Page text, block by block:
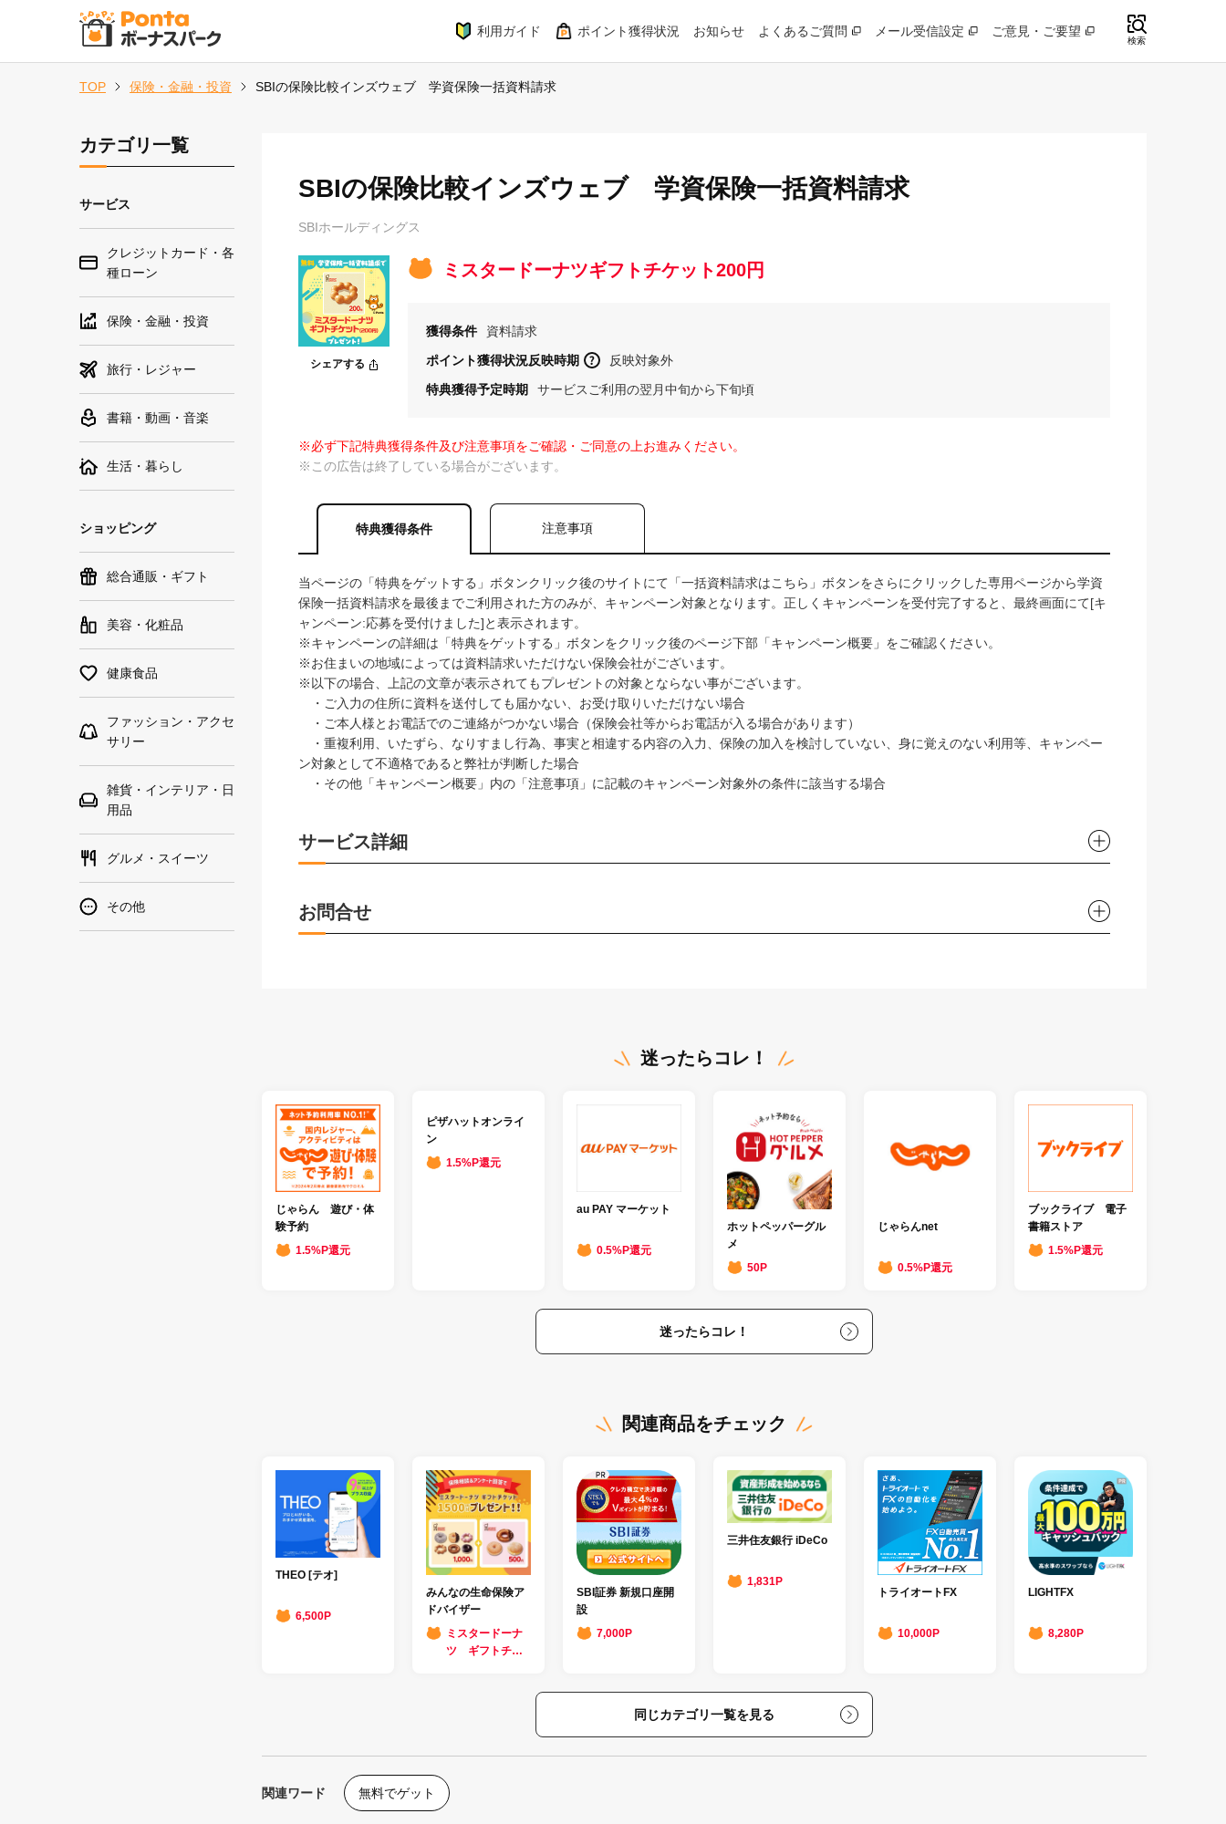
利用ガイド ポイント獲得状況 お知らせ よくあるご質問 メール受信設定 ご意見・ご要望
検索
TOP 保険・金融・投資 SBIの保険比較インズウェブ 学資保険一括資料請求
カテゴリ一覧
サービス
クレジットカード・各
種ローン
保険・金融・投資
旅行・レジャー
書籍・動画・音楽
生活・暮らし
ショッピング
総合通販・ギフト
美容・化粧品
健康食品
ファッション・アクセ
サリー
雑貨・インテリア・日
用品
グルメ・スイーツ
その他
SBIの保険比較インズウェブ 学資保険一括資料請求
SBIホールディングス
シェアする
ミスタードーナツギフトチケット200円
獲得条件
資料請求
ポイント獲得状況反映時期
反映対象外
特典獲得予定時期
サービスご利用の翌月中旬から下旬頃
※必ず下記特典獲得条件及び注意事項をご確認・ご同意の上お進みください。
※この広告は終了している場合がございます。
特典獲得条件 注意事項
当ページの「特典をゲットする」ボタンクリック後のサイトにて「一括資料請求はこちら」ボタンをさらにクリックした専用ページから学資
保険一括資料請求を最後までご利用された方のみが、キャンペーン対象となります。正しくキャンペーンを受付完了すると、最終画面にて[キ
ャンペーン:応募を受付けました]と表示されます。
※キャンペーンの詳細は「特典をゲットする」ボタンをクリック後のページ下部「キャンペーン概要」をご確認ください。
※お住まいの地域によっては資料請求いただけない保険会社がございます。
※以下の場合、上記の文章が表示されてもプレゼントの対象とならない事がございます。
・ご入力の住所に資料を送付しても届かない、お受け取りいただけない場合
・ご本人様とお電話でのご連絡がつかない場合（保険会社等からお電話が入る場合があります）
・重複利用、いたずら、なりすまし行為、事実と相違する内容の入力、保険の加入を検討していない、身に覚えのない利用等、キャンペー
ン対象として不適格であると弊社が判断した場合
・その他「キャンペーン概要」内の「注意事項」に記載のキャンペーン対象外の条件に該当する場合
サービス詳細
お問合せ
迷ったらコレ！
じゃらん 遊び・体
験予約
1.5%P還元
ピザハットオンライ
ン
1.5%P還元
au PAY マーケット
0.5%P還元
ホットペッパーグル
メ
50P
じゃらんnet
0.5%P還元
ブックライブ 電子
書籍ストア
1.5%P還元
迷ったらコレ！
関連商品をチェック
THEO [テオ]
6,500P
みんなの生命保険ア
ドバイザー
ミスタードーナ
ツ ギフトチケ
SBI証券 新規口座開
設
7,000P
三井住友銀行 iDeCo
1,831P
トライオートFX
10,000P
LIGHTFX
8,280P
同じカテゴリ一覧を見る
関連ワード 無料でゲット